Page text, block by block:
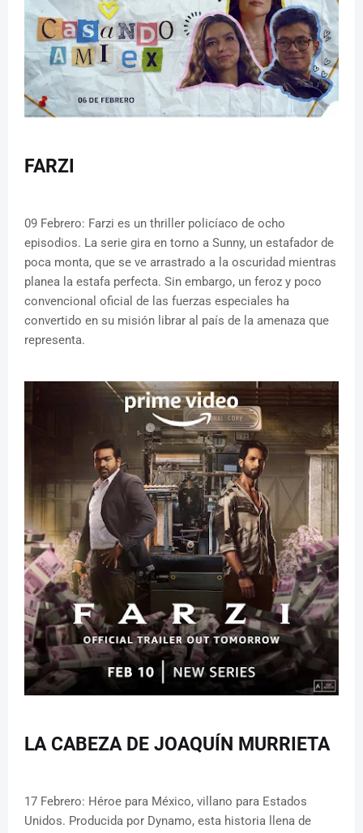
FARZI
09 Febrero: Farzi es un thriller policíaco de ocho
episodios. La serie gira en torno a Sunny, un estafador de
poca monta, que se ve arrastrado a la oscuridad mientras
planea la estafa perfecta. Sin embargo, un feroz y poco
convencional oficial de las fuerzas especiales ha
convertido en su misión librar al país de la amenaza que
representa.
LA CABEZA DE JOAQUÍN MURRIETA
17 Febrero: Héroe para México, villano para Estados
Unidos. Producida por Dynamo, esta historia llena de